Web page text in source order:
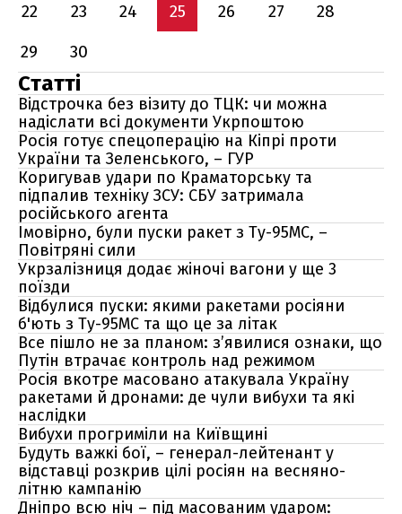
22
23 24 25 26 27
28
29
30
Статті
Відстрочка без візиту до ТЦК: чи можна
надіслати всі документи Укрпоштою
Росія готує спецоперацію на Кіпрі проти
України та Зеленського, – ГУР
Коригував удари по Краматорську та
підпалив техніку ЗСУ: СБУ затримала
російського агента
Імовірно, були пуски ракет з Ту-95МС, –
Повітряні сили
Укрзалізниця додає жіночі вагони у ще 3
поїзди
Відбулися пуски: якими ракетами росіяни
б'ють з Ту-95МС та що це за літак
Все пішло не за планом: з’явилися ознаки, що
Путін втрачає контроль над режимом
Росія вкотре масовано атакувала Україну
ракетами й дронами: де чули вибухи та які
наслідки
Вибухи прогриміли на Київщині
Будуть важкі бої, – генерал-лейтенант у
відставці розкрив цілі росіян на весняно-
літню кампанію
Дніпро всю ніч – під масованим ударом: